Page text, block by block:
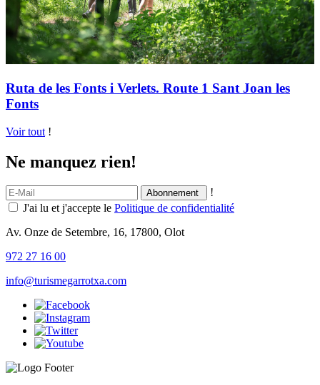
Ruta de les Fonts i Verlets. Route 1 Sant Joan les
Fonts
Voir tout !
Ne manquez rien!
!
J'ai lu et j'accepte le Politique de confidentialité
Av. Onze de Setembre, 16, 17800, Olot
972 27 16 00
info@turismegarrotxa.com